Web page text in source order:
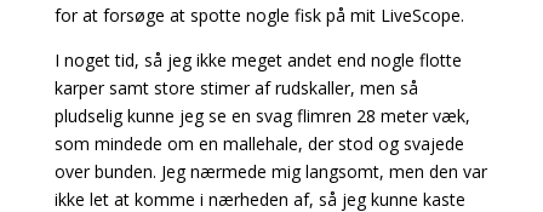
for at forsøge at spotte nogle fisk på mit LiveScope.
I noget tid, så jeg ikke meget andet end nogle flotte
karper samt store stimer af rudskaller, men så
pludselig kunne jeg se en svag flimren 28 meter væk,
som mindede om en mallehale, der stod og svajede
over bunden. Jeg nærmede mig langsomt, men den var
ikke let at komme i nærheden af, så jeg kunne kaste